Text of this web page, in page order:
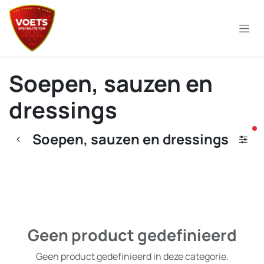
Overslaan naar inhoud
Soepen, sauzen en
dressings
Soepen, sauzen en dressings
Geen product gedefinieerd
Geen product gedefinieerd in deze categorie.